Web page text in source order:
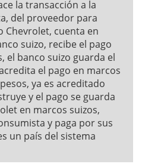
la transacción a la
del proveedor para
Chevrolet, cuenta en
suizo, recibe el pago
el banco suizo guarda el
el pago en marcos
ya es acreditado
y el pago se guarda
en marcos suizos,
y paga por sus
un país del sistema